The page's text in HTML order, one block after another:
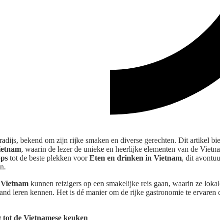
bekend om zijn rijke smaken en diverse gerechten. Dit artikel
, waarin de lezer de unieke en heerlijke elementen van de
tot de beste plekken voorEten en drinken in Vietnam, dit
kunnen reizigers op een smakelijke reis gaan, waarin ze
leren kennen. Het is dé manier om de rijke gastronomie te ervaren
de Vietnamese keuken